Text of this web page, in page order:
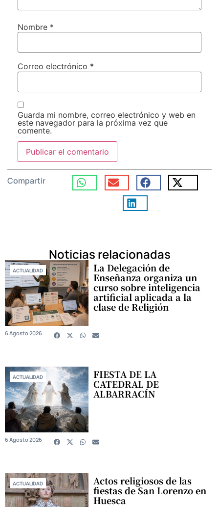
Nombre *
Correo electrónico *
Guarda mi nombre, correo electrónico y web en
este navegador para la próxima vez que
comente.
Compartir
Noticias relacionadas
ACTUALIDAD La Delegación de
Enseñanza organiza un
curso sobre inteligencia
artificial aplicada a la
clase de Religión
6 Agosto 2026
ACTUALIDAD FIESTA DE LA
CATEDRAL DE
ALBARRACÍN
6 Agosto 2026
ACTUALIDAD Actos religiosos de las
fiestas de San Lorenzo en
Huesca